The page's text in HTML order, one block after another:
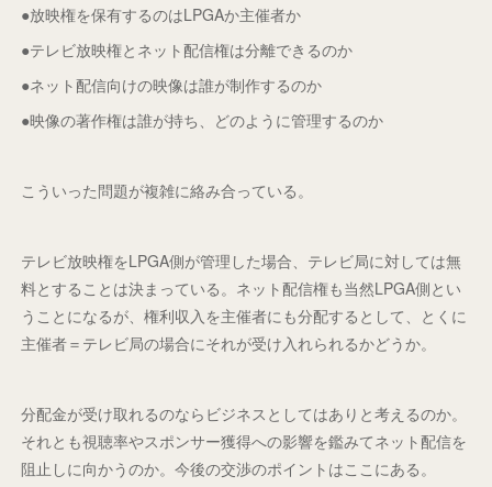
●放映権を保有するのはLPGAか主催者か
●テレビ放映権とネット配信権は分離できるのか
●ネット配信向けの映像は誰が制作するのか
●映像の著作権は誰が持ち、どのように管理するのか
こういった問題が複雑に絡み合っている。
テレビ放映権をLPGA側が管理した場合、テレビ局に対しては無
料とすることは決まっている。ネット配信権も当然LPGA側とい
うことになるが、権利収入を主催者にも分配するとして、とくに
主催者＝テレビ局の場合にそれが受け入れられるかどうか。
分配金が受け取れるのならビジネスとしてはありと考えるのか。
それとも視聴率やスポンサー獲得への影響を鑑みてネット配信を
阻止しに向かうのか。今後の交渉のポイントはここにある。